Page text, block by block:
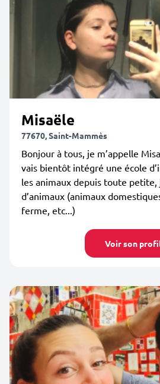
Misaële
77670, Saint-Mammès
Bonjour à tous, je m’appelle
vais bientôt intégré une école
les animaux depuis toute petite,
d’animaux (animaux
ferme, etc...)
Voir son